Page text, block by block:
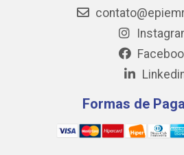
Formas de